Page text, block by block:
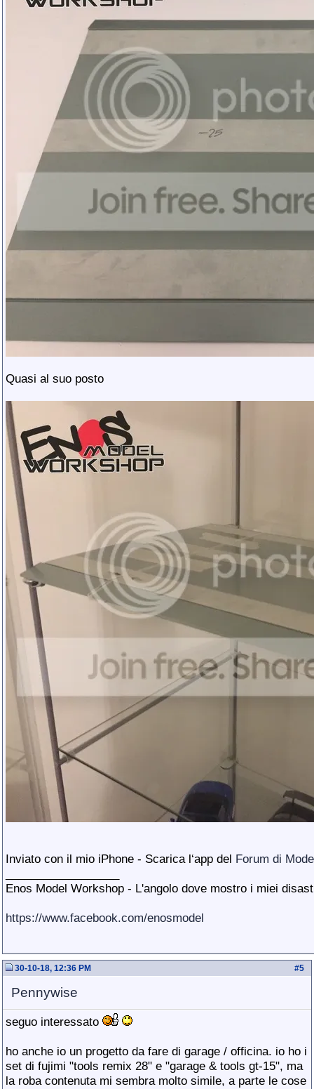
Quasi al suo posto
Inviato con il mio iPhone - Scarica l‘app del Forum di
Enos Model Workshop - L'angolo dove mostro i miei
https://www.facebook.com/enosmodel
#5
30-10-18, 12:36 PM
Pennywise
seguo interessato
ho anche io un progetto da fare di garage / officina. io ho i
set di fujimi "tools remix 28" e "garage & tools gt-15", ma
la roba contenuta mi sembra molto simile, a parte le cose